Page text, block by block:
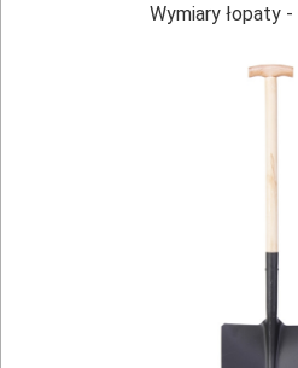
NARZĘDZIA
PNEUMATYCZNE
Wymiary łopaty